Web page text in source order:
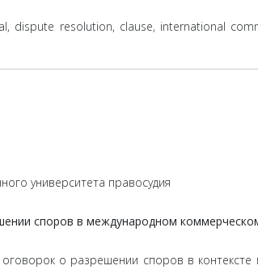
dispute resolution, clause, international
университета правосудия
споров в международном
о разрешении споров в